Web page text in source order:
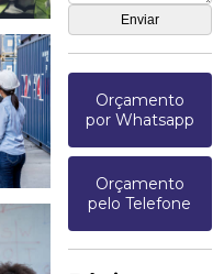
Orçamento
por Whatsapp
Orçamento
pelo Telefone